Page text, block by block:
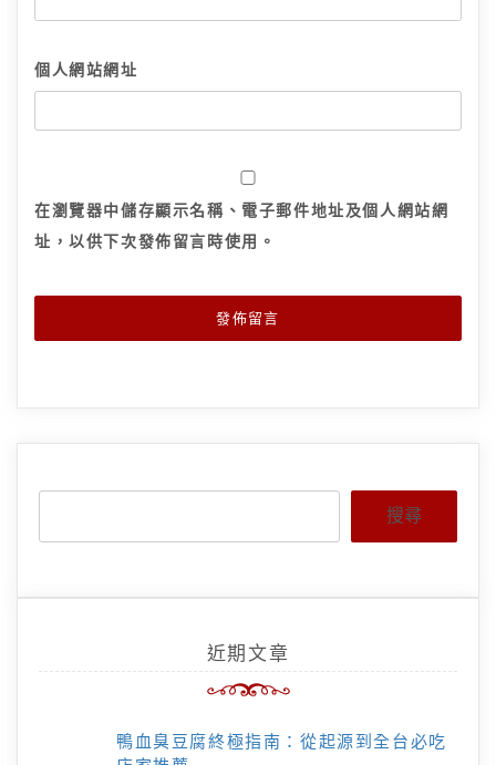
個人網站網址
在瀏覽器中儲存顯示名稱、電子郵件地址及個人網站網
址，以供下次發佈留言時使用。
搜尋
近期文章
鴨血臭豆腐終極指南：從起源到全台必吃